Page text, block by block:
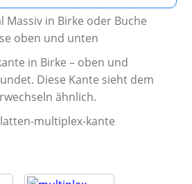
Mas­siv in Bir­ke oder Buche
oben und unten
in Bir­ke – oben und
Die­se Kan­te sieht dem
ähnlich.